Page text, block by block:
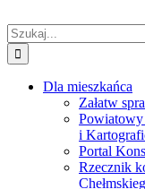
Szukaj
Dla mieszkańca
Załatw
Powiatowy
i
Portal
Rzecznik